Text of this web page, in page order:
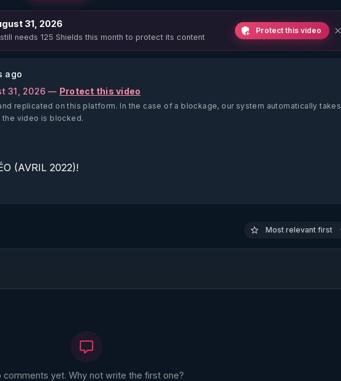
31, 2026
still needs 125 Shields this month to protect its content
Protect this video
ago
31, 2026 — Protect this video
replicated on this platform. In the case of a blockage, our system automatically takes
the video is blocked.
(AVRIL 2022)!
Most relevant first
comments yet. Why not write the first one?